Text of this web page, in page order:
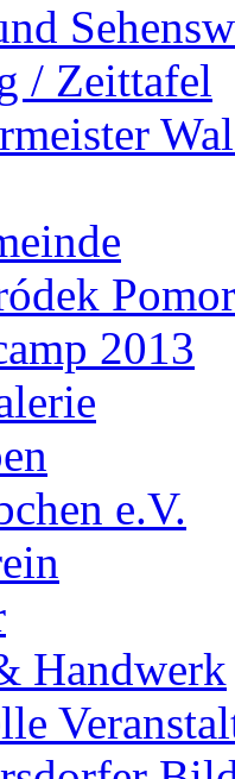
/ Zeittafel
2013
e.V.
Handwerk